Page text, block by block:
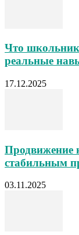
Что школьник
реальные
17.12.2025
Продвижение
стабильным
03.11.2025